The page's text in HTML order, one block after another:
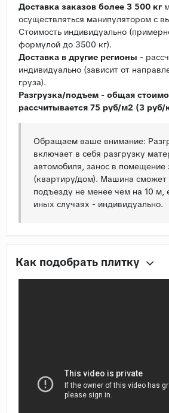
Доставка заказов более 3 500 кг
осуществляться манипулятором с
Стоимость индивидуально
формулой до 3500 кг).
Доставка в другие регионы -
индивидуально (зависит от
груза).
Разгрузка/подъем - общая
рассчитывается 75 руб/м2 (3 руб/
Обращаем ваше внимание:
включает в себя разгрузку
автомобиля, занос в помещение
(квартиру/дом). Машина сможет
подъезду не менее чем на 10 м,
иных случаях - индивидуально.
Как подобрать плитку